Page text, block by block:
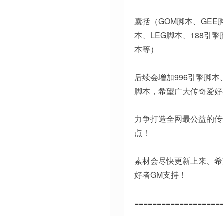
囊括（GOM脚本、 GEE
本、 LEG脚本、188引擎
本等）
后续会增加996引擎脚本
脚本，希望广大传奇爱
力争打造全网最公益的
点！
素材会尽快更新上来、
好者GM支持！